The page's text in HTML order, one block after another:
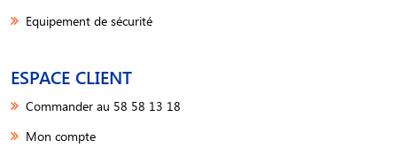
Equipement de sécurité
ESPACE CLIENT
Commander au 58 58 13 18
Mon compte